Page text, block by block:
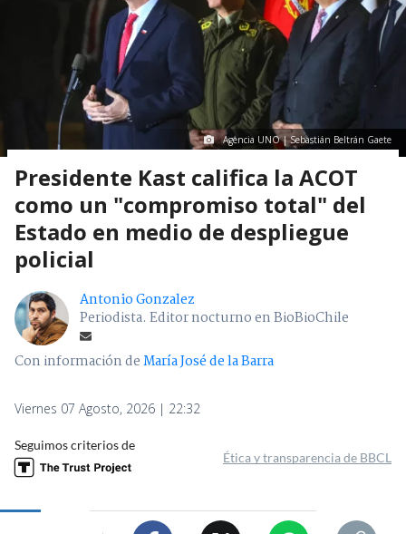
Agencia UNO | Sebastián Beltrán Gaete
Presidente Kast califica la ACOT
como un "compromiso total" del
Estado en medio de despliegue
policial
Antonio Gonzalez
Periodista. Editor nocturno en BioBioChile
Con información deMaría José de la Barra
Viernes 07 Agosto, 2026 | 22:32
Seguimos criterios de
Ética y transparencia de BBCL